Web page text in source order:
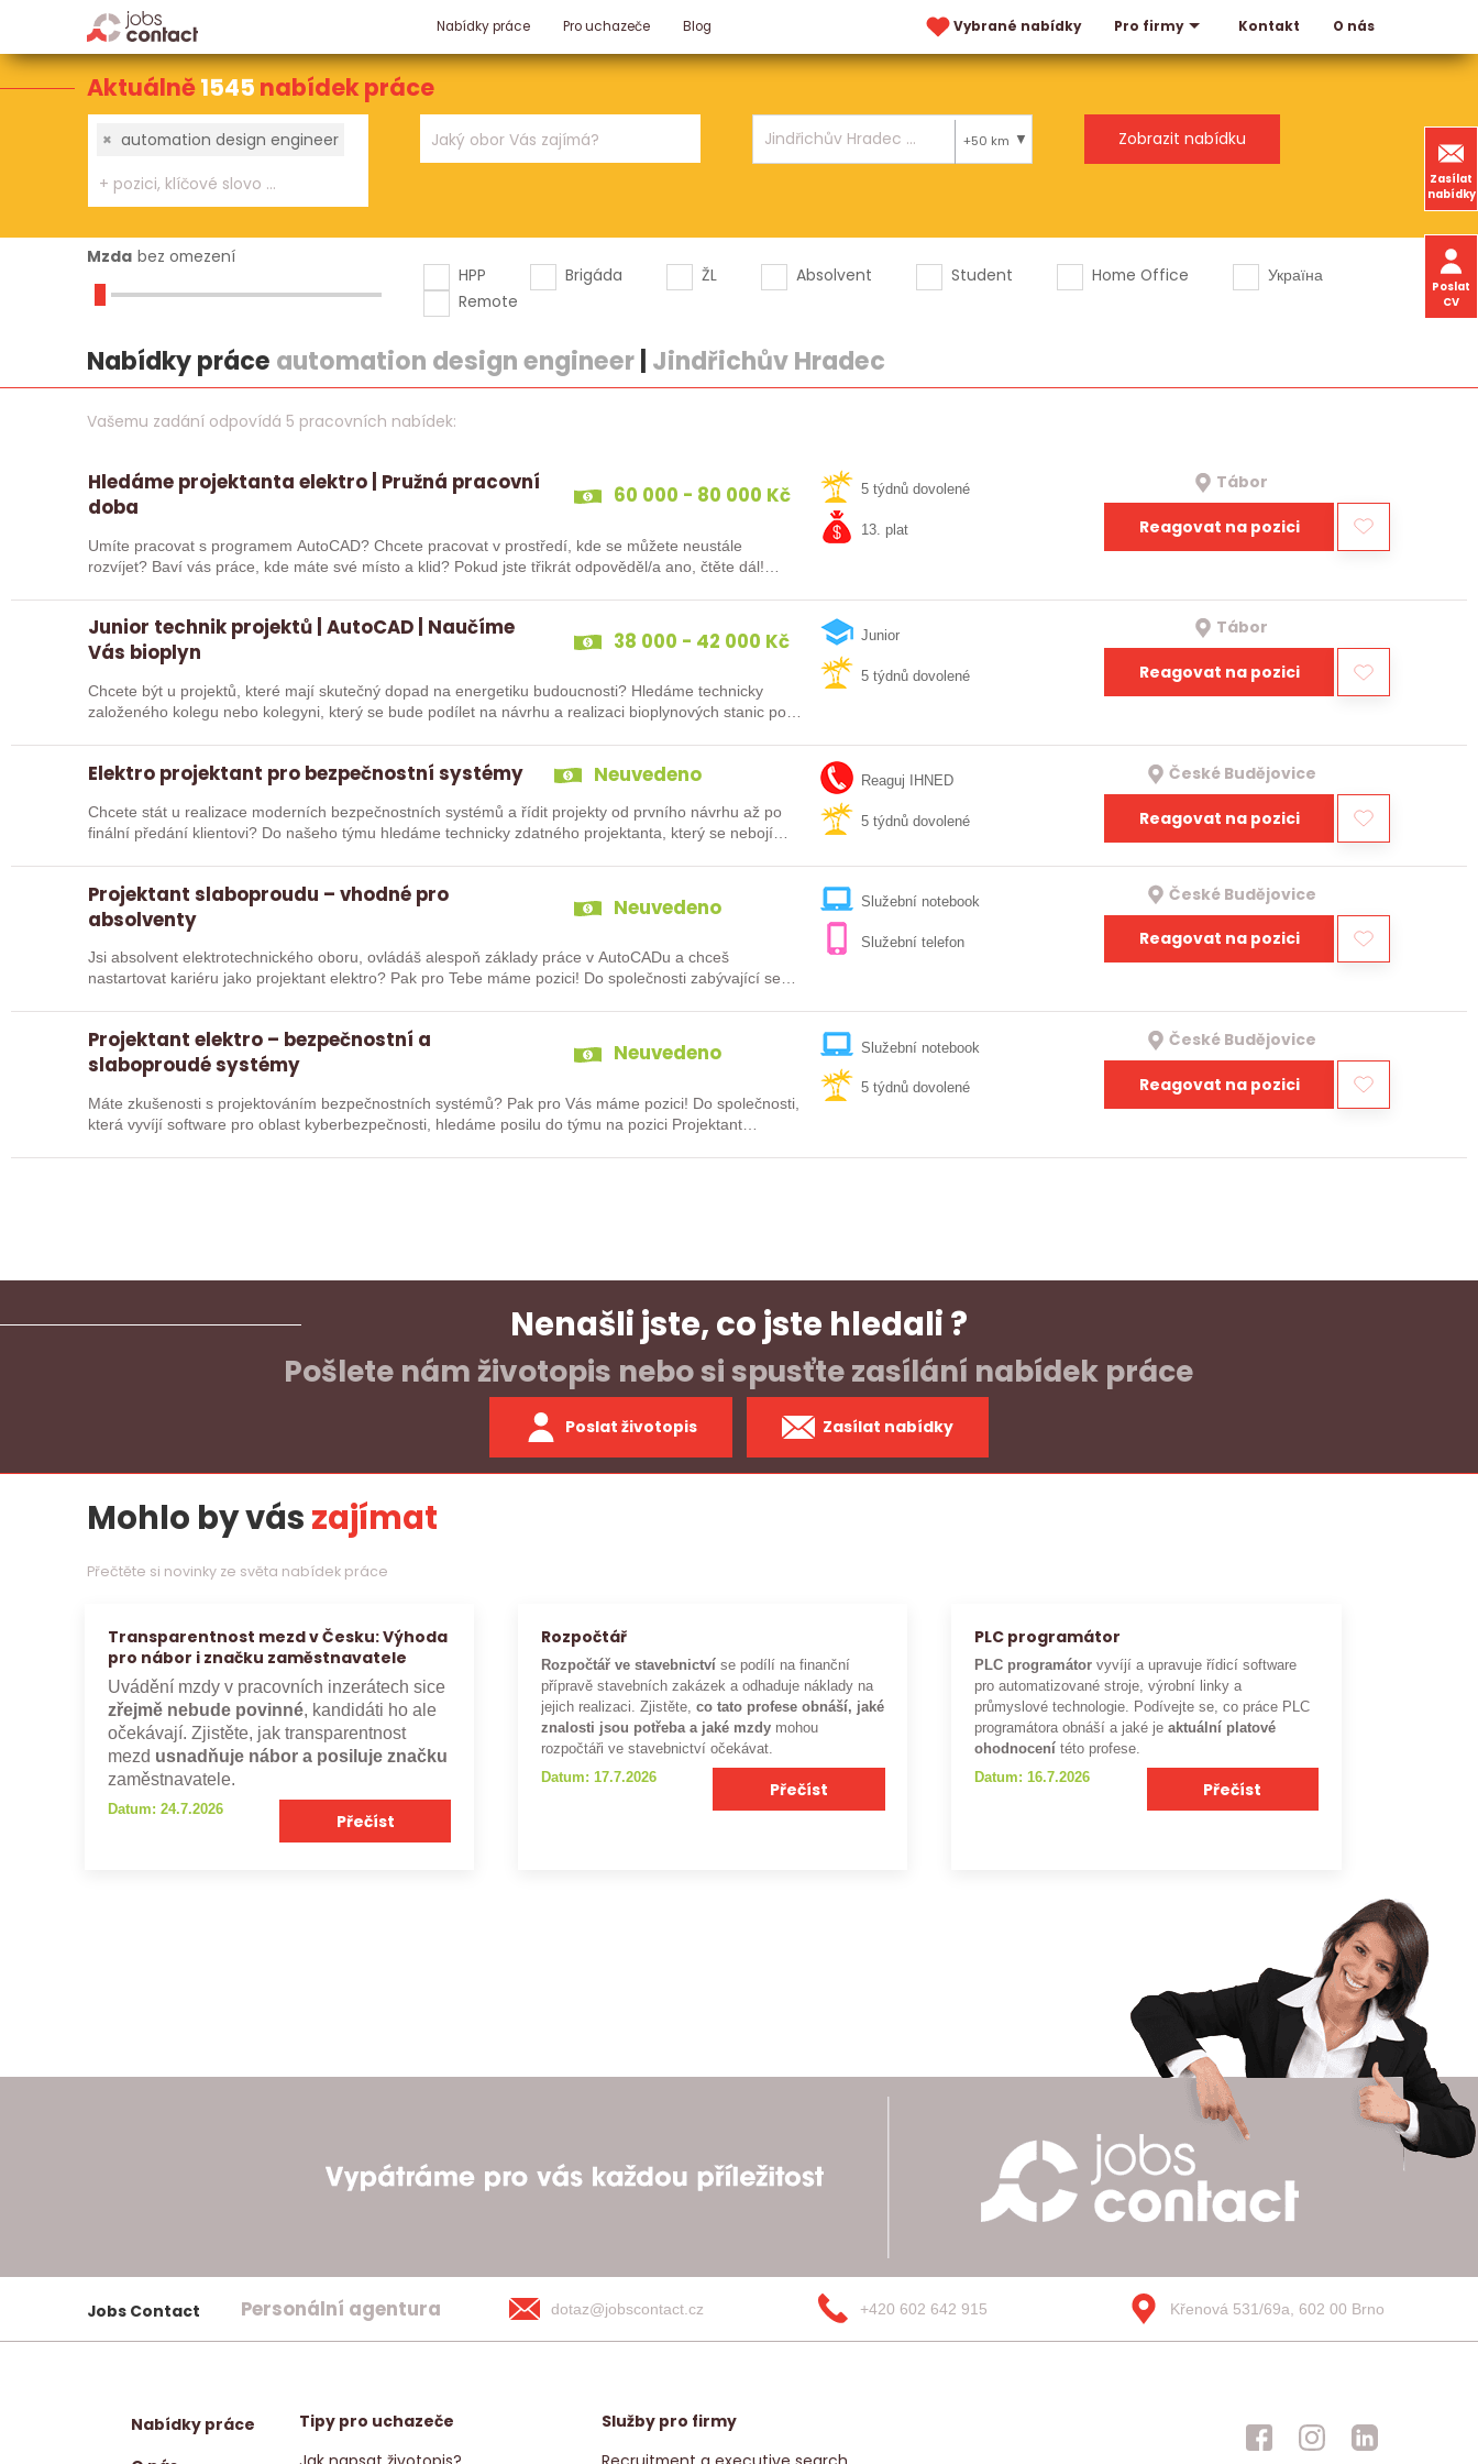
Nabídky práce Pro uchazeče Blog Vybrané nabídky Pro firmy Kontakt O nás
Zasílat
nabídky
Poslat
CV
Aktuálně1545 nabídek práce
× automation design engineer +50 km
Mzda bez omezení
HPP
Brigáda ŽL Absolvent Student Home Office
Україна
Remote
Nabídky práce automation design engineer| Jindřichův Hradec
Vašemu zadání odpovídá 5 pracovních nabídek:
Hledáme projektanta elektro | Pružná pracovní
doba
60 000 - 80 000 Kč
Umíte pracovat s programem AutoCAD? Chcete pracovat v prostředí, kde se můžete neustále
rozvíjet? Baví vás práce, kde máte své místo a klid? Pokud jste třikrát odpověděl/a ano, čtěte dál!
5 týdnů dovolené
13. plat
Tábor
Reagovat na pozici
Junior technik projektů | AutoCAD | Naučíme
Vás bioplyn
38 000 - 42 000 Kč
Chcete být u projektů, které mají skutečný dopad na energetiku budoucnosti? Hledáme technicky
založeného kolegu nebo kolegyni, který se bude podílet na návrhu a realizaci bioplynových stanic po
Junior
5 týdnů dovolené
Tábor
Reagovat na pozici
Elektro projektant pro bezpečnostní systémy Neuvedeno
Chcete stát u realizace moderních bezpečnostních systémů a řídit projekty od prvního návrhu až po
finální předání klientovi? Do našeho týmu hledáme technicky zdatného projektanta, který se nebojí…
Reaguj IHNED
5 týdnů dovolené
České Budějovice
Reagovat na pozici
Projektant slaboproudu – vhodné pro
absolventy
Neuvedeno
Jsi absolvent elektrotechnického oboru, ovládáš alespoň základy práce v AutoCADu a chceš
nastartovat kariéru jako projektant elektro? Pak pro Tebe máme pozici! Do společnosti zabývající se
Služební notebook
Služební telefon
České Budějovice
Reagovat na pozici
Projektant elektro – bezpečnostní a
slaboproudé systémy
Neuvedeno
Máte zkušenosti s projektováním bezpečnostních systémů? Pak pro Vás máme pozici! Do společnosti,
která vyvíjí software pro oblast kyberbezpečnosti, hledáme posilu do týmu na pozici Projektant…
Služební notebook
5 týdnů dovolené
České Budějovice
Reagovat na pozici
Nenašli jste, co jste hledali ?
Pošlete nám životopis nebo si spusťte zasílání nabídek práce
Poslat životopis Zasílat nabídky
Mohlo by vászajímat
Přečtěte si novinky ze světa nabídek práce
Transparentnost mezd v Česku: Výhoda
pro nábor i značku zaměstnavatele
Uvádění mzdy v pracovních inzerátech sice
zřejmě nebude povinné, kandidáti ho ale
očekávají. Zjistěte, jak transparentnost
mezd usnadňuje nábor a posiluje značku
zaměstnavatele.
Datum: 24.7.2026
Přečíst
Rozpočtář
Rozpočtář ve stavebnictví se podílí na finanční
přípravě stavebních zakázek a odhaduje náklady na
jejich realizaci. Zjistěte,co tato profese obnáší, jaké
znalosti jsou potřeba a jaké mzdy mohou
rozpočtáři ve stavebnictví očekávat.
Datum: 17.7.2026
Přečíst
PLC programátor
PLC programátor vyvíjí a upravuje řídicí software
pro automatizované stroje, výrobní linky a
průmyslové technologie. Podívejte se, co práce PLC
programátora obnáší a jaké je aktuální platové
ohodnocení této profese.
Datum: 16.7.2026
Přečíst
Jobs Contact Personální agentura dotaz@jobscontact.cz +420 602 642 915 Křenová 531/69a, 602 00 Brno
Nabídky práce
Tipy pro uchazeče
Služby pro firmy